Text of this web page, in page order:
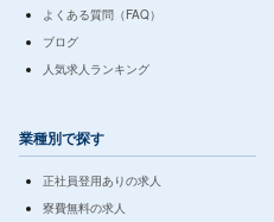
よくある質問（FAQ）
ブログ
人気求人ランキング
業種別で探す
正社員登用ありの求人
寮費無料の求人